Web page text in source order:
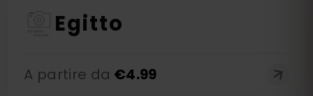
Egitto
A partire da €4.99